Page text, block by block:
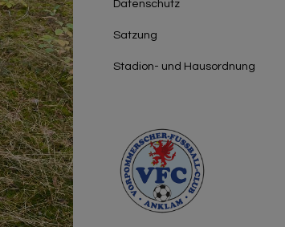
Datenschutz
Satzung
Stadion- und Hausordnung